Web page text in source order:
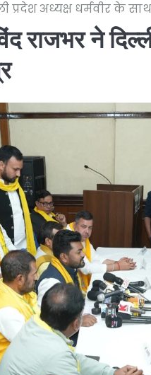
प्रदेश अध्यक्ष धर्मवीर के
राजभर ने